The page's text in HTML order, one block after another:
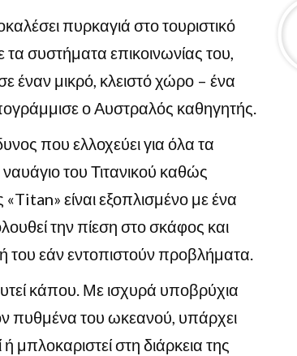
πυρκαγιά στο τουριστικό
συστήματα επικοινωνίας του,
έναν μικρό, κλειστό χώρο – ένα
ο Αυστραλός καθηγητής.
που ελλοχεύει για όλα τα
του Τιτανικού καθώς
είναι εξοπλισμένο με ένα
την πίεση στο σκάφος και
του εάν εντοπιστούν προβλήματα.
κάπου. Με ισχυρά υποβρύχια
πυθμένα του ωκεανού, υπάρχει
μπλοκαριστεί στη διάρκεια της